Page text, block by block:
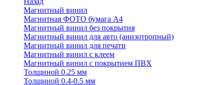
Магнитный винил
Магнитная ФОТО бумага А4
Магнитный винил без покрытия
Магнитный винил для авто (анизотропный)
Магнитный винил для печати
Магнитный винил с клеем
Магнитный винил с покрытием ПВХ
Толщиной 0.25 мм
Толщиной 0.4-0.5 мм